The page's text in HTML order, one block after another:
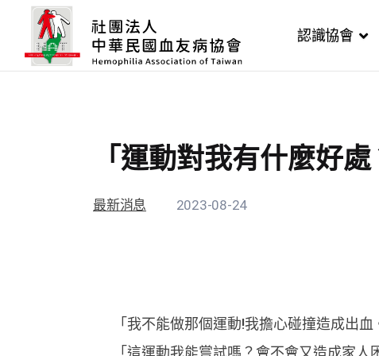
認識協會
「運動對我有什麼好處
最新消息 2023-08-24
「我不能做那個運動!我擔心碰撞造成出血
「這運動我能嘗試嗎？會不會又造成家人